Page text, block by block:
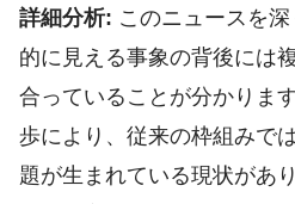
詳細分析: このニュースを
的に見える事象の背後には
合っていることが分かりま
歩により、従来の枠組みで
題が生まれている現状があ